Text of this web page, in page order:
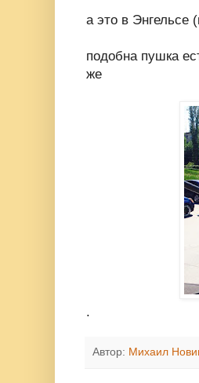
а это в Энгельсе
подобна пушка
же
.
Автор: Михаил